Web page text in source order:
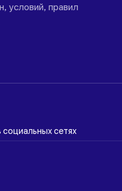
условий, правил
сетях